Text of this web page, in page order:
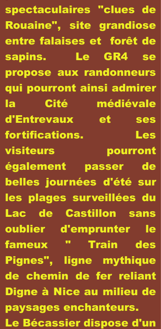
spectaculaires "clues de
Rouaine", site grandiose
entre falaises et forêt de
sapins. Le GR4 se
propose aux randonneurs
qui pourront ainsi admirer
la Cité médiévale
d'Entrevaux et ses
fortifications. Les
visiteurs pourront
également passer de
belles journées d'été sur
les plages surveillées du
Lac de Castillon sans
oublier d'emprunter le
fameux " Train des
Pignes", ligne mythique
de chemin de fer reliant
Digne à Nice au milieu de
paysages enchanteurs.
Le Bécassier dispose d'un